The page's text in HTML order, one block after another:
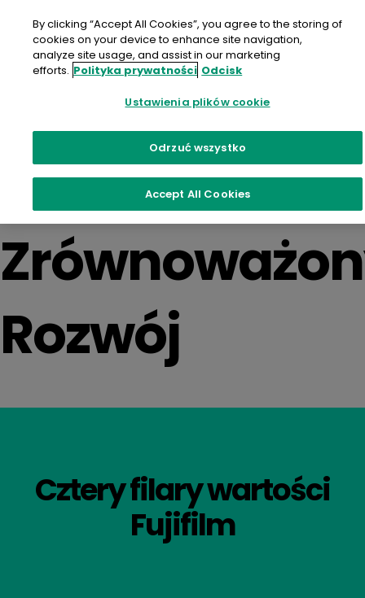
treści
Resource
Categories:
Rozwój
Cztery filary wartości
Fujifilm
By clicking “Accept All Cookies”, you agree to the storing of
cookies on your device to enhance site navigation,
analyze site usage, and assist in our marketing
efforts. Polityka prywatności Odcisk
Ustawienia plików cookie
Odrzuć wszystko
Accept All Cookies